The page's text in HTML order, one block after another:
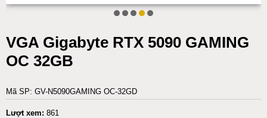
VGA Gigabyte RTX 5090 GAMING
OC 32GB
Mã SP: GV-N5090GAMING OC-32GD
Lượt xem: 861